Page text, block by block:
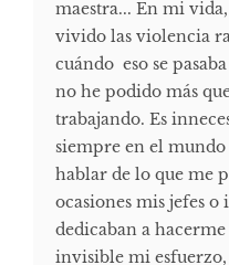
maestra... En mi
vivido las violencia
cuándo eso se
no he podido más
trabajando. Es
siempre en el
hablar de lo que me
ocasiones mis jefes o
dedicaban a
invisible mi